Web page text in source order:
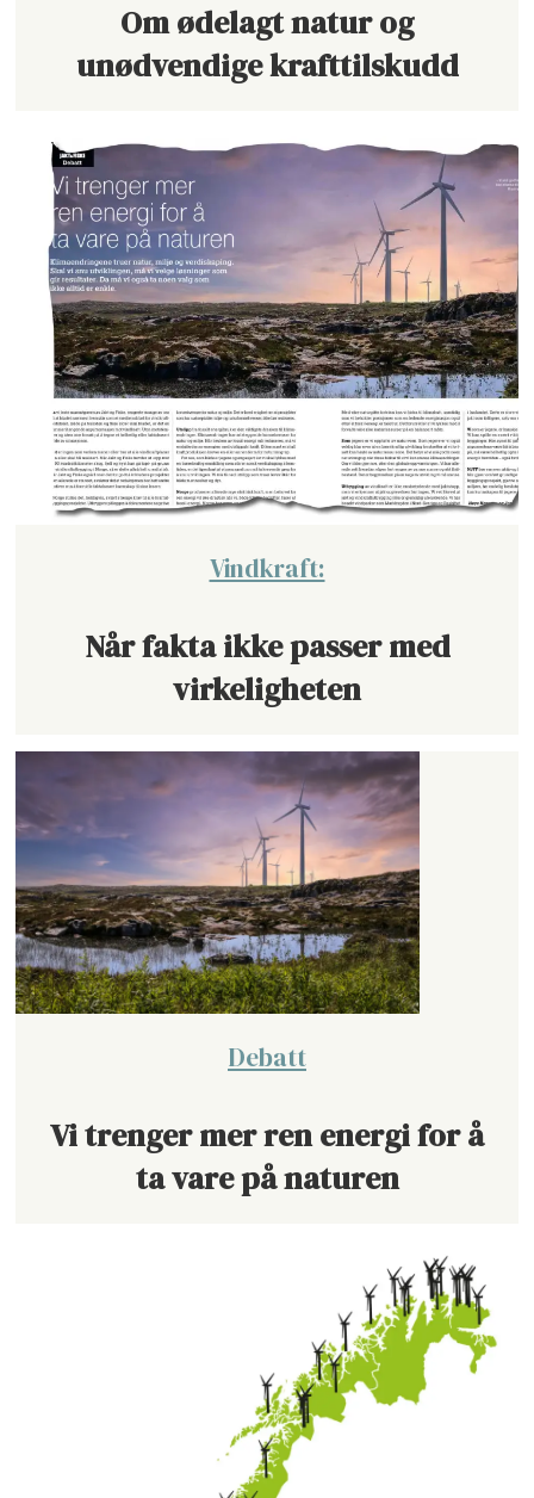
Om ødelagt natur og
unødvendige krafttilskudd
Vindkraft:
Når fakta ikke passer med
virkeligheten
Debatt
Vi trenger mer ren energi for å
ta vare på naturen